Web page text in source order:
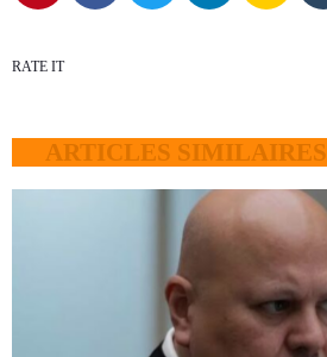
RATE IT
ARTICLES SIMILAIRES